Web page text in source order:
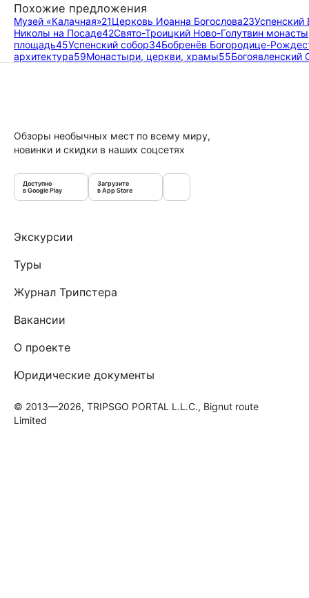
Похожие предложения
Музей «Калачная»21Церковь Иоанна Богослова23Успенский
Николы на Посаде42Свято-Троицкий Ново-Голутвин
площадь45Успенский собор34Бобренёв Богородице-
архитектура59Монастыри, церкви, храмы55
Обзоры необычных мест по всему миру,
новинки и скидки в наших соцсетях
Доступно
в Google Play
Загрузите
в App Store
Экскурсии
Туры
Журнал Трипстера
Вакансии
О проекте
Юридические документы
© 2013—2026, TRIPSGO PORTAL L.L.C., Bignut route
Limited